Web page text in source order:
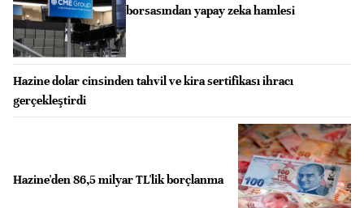
borsasından yapay zeka hamlesi
Hazine dolar cinsinden tahvil ve kira sertifikası ihracı
gerçekleştirdi
Hazine'den 86,5 milyar TL'lik borçlanma